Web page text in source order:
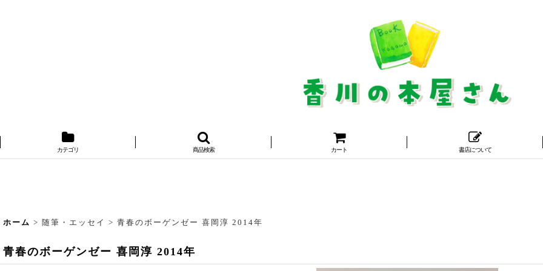
カテゴリ 商品検索 カート 書店について
ホーム > 随筆・エッセイ > 青春のボーゲンゼー 喜岡淳 2014年
青春のボーゲンゼー 喜岡淳 2014年